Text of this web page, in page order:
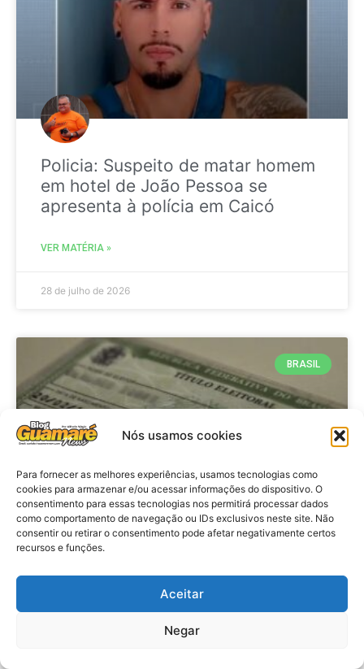
Nós usamos cookies
Para fornecer as melhores experiências, usamos tecnologias como
cookies para armazenar e/ou acessar informações do dispositivo. O
consentimento para essas tecnologias nos permitirá processar dados
como comportamento de navegação ou IDs exclusivos neste site. Não
consentir ou retirar o consentimento pode afetar negativamente certos
recursos e funções.
Aceitar
Negar
Policia: Suspeito de matar homem
em hotel de João Pessoa se
apresenta à polícia em Caicó
VER MATÉRIA »
28 de julho de 2026
BRASIL
Brasil: Policia Federal investiga
antes das eleições